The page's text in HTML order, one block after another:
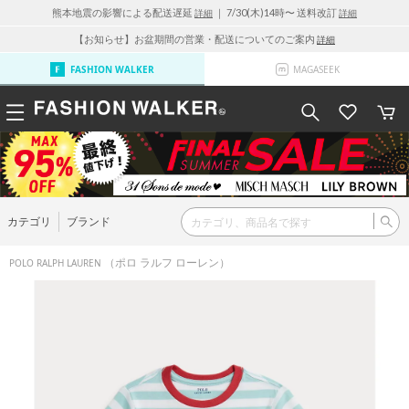
熊本地震の影響による配送遅延 詳細 ｜ 7/30(木)14時〜 送料改訂詳細
【お知らせ】お盆期間の営業・配送についてのご案内 詳細
FASHION WALKER MAGASEEK
カテゴリ ブランド
POLO RALPH LAUREN （ポロ ラルフ ローレン）